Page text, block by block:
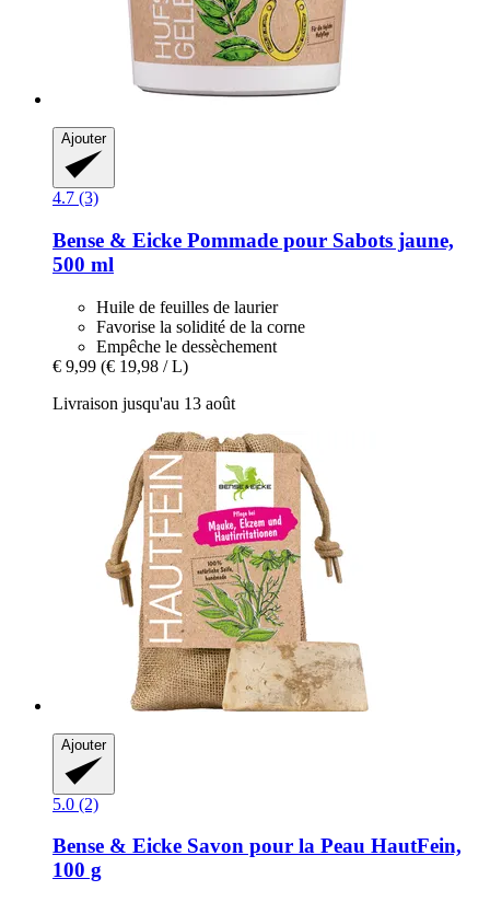
Ajouter
4.7 (3)
Bense & Eicke Pommade pour Sabots jaune,
500 ml
Huile de feuilles de laurier
Favorise la solidité de la corne
Empêche le dessèchement
€ 9,99 (€ 19,98 / L)
Livraison jusqu'au 13 août
Ajouter
5.0 (2)
Bense & Eicke Savon pour la Peau HautFein,
100 g